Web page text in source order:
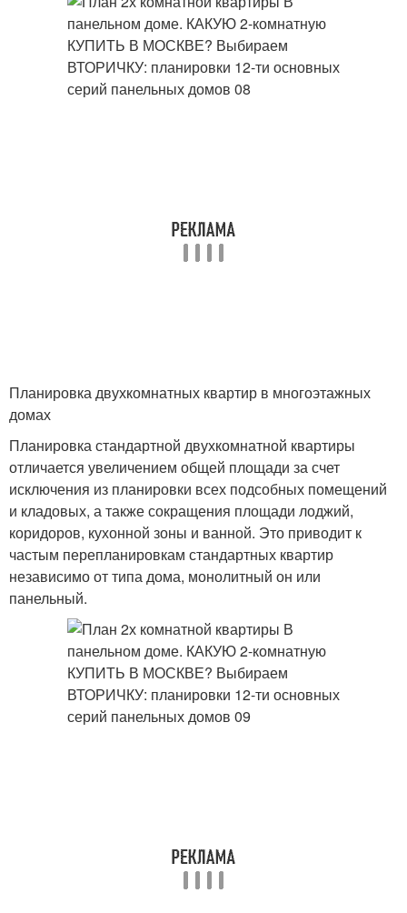
Планировка двухкомнатных квартир в многоэтажных
домах
Планировка стандартной двухкомнатной квартиры
отличается увеличением общей площади за счет
исключения из планировки всех подсобных помещений
и кладовых, а также сокращения площади лоджий,
коридоров, кухонной зоны и ванной. Это приводит к
частым перепланировкам стандартных квартир
независимо от типа дома, монолитный он или
панельный.